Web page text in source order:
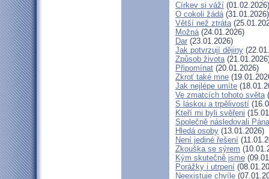
Církev si váží (01.02.2026)
O cokoli žádá(31.01.2026)
Větší než ztráta
Možná(24.01.2026)
Dar (23.01.2026)
Jak potvrzují dějiny
Způsob života
Připomínat (20.01.2026)
Zkroť také mne
Jak nejlépe umíte
Ve zmatcích tohoto světa
S láskou a trpělivostí
Kteří mi byli svěřeni
Společně následovali Pána
Hledá osoby (13.01.2026)
Není jediné řešení
Zkouška se sýrem
Kým skutečně jsme
Porážky i utrpení
Neexistuje chvíle